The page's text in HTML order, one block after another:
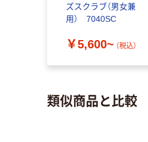
ズスクラブ（男女兼
用） 7040SC
￥5,600~ （税込）
類似商品と比較